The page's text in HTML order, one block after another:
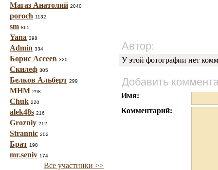
Магаз Анатолий 2040
poroch 1132
sm 865
Yana 398
Admin 334
Борис Ассеев 320
Скилеф 305
Белков Альберт 299
МНМ 298
Chuk 220
alek48s 216
Grozniy 212
Strannic 202
Брат 198
mr.seniv 174
Все участники >>
Автор:
У этой фотографии нет
Добавить
Имя:
Комментарий: